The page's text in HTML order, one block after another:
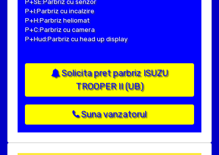
P+SE:Parbriz cu senzor
P+I:Parbriz cu incalzire
P+H:Parbriz heliomat
P+C:Parbriz cu camera
P+Hud:Parbriz cu head up display
Solicita pret parbriz ISUZU
TROOPER II (UB)
Suna vanzatorul